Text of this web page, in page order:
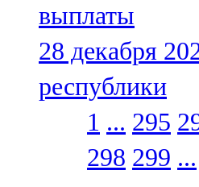
выплаты
28 декабря
республики
1 ... 295
298 299 ...